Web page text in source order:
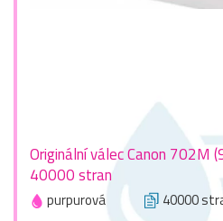
Originální válec Canon 702M
40000 stran
purpurová 40000